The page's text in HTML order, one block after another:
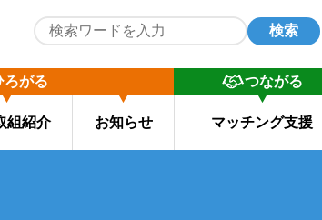
検索
ろがる
組紹介 お知らせ
つながる
マッチング支援